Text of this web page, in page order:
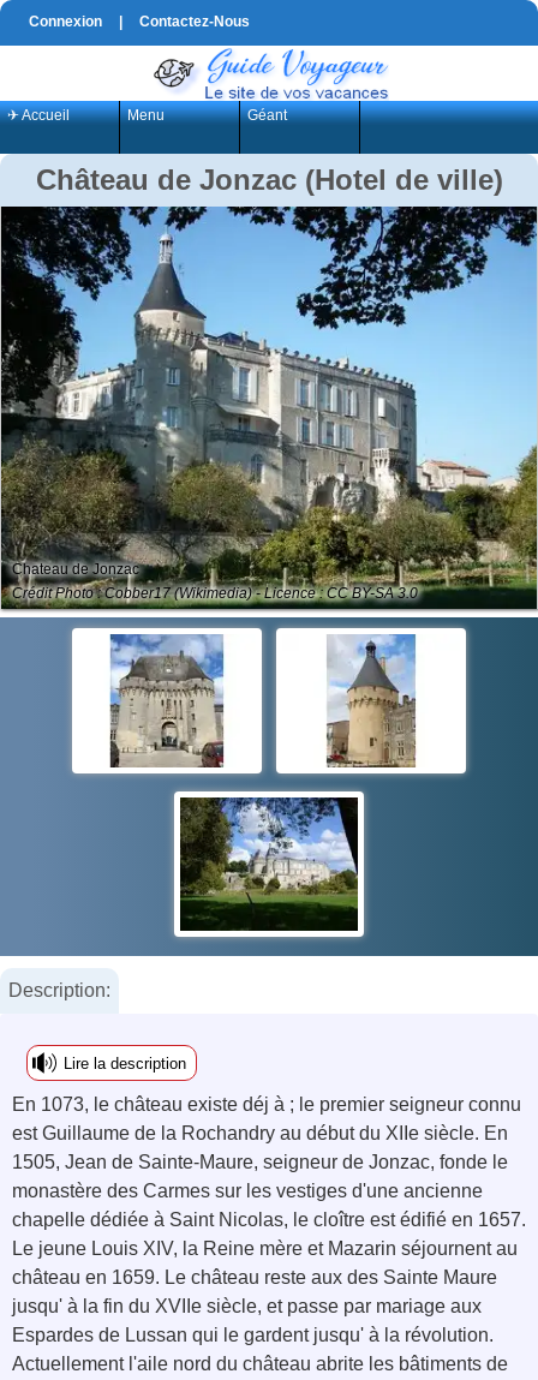
Connexion Contactez-Nous
✈ Accueil Menu Géant
Château de Jonzac (Hotel de ville)
Chateau de Jonzac
Crédit Photo : Cobber17 (Wikimedia) - Licence : CC BY-SA 3.0
Description:
Lire la description
En 1073, le château existe déj à ; le premier seigneur connu
est Guillaume de la Rochandry au début du XIIe siècle. En
1505, Jean de Sainte-Maure, seigneur de Jonzac, fonde le
monastère des Carmes sur les vestiges d'une ancienne
chapelle dédiée à Saint Nicolas, le cloître est édifié en 1657.
Le jeune Louis XIV, la Reine mère et Mazarin séjournent au
château en 1659. Le château reste aux des Sainte Maure
jusqu' à la fin du XVIIe siècle, et passe par mariage aux
Espardes de Lussan qui le gardent jusqu' à la révolution.
Actuellement l'aile nord du château abrite les bâtiments de